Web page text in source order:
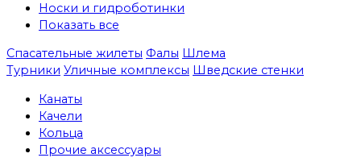
Носки и гидроботинки
Показать все
Спасательные жилеты Фалы Шлема
Турники Уличные комплексы Шведские стенки
Канаты
Качели
Кольца
Прочие аксессуары